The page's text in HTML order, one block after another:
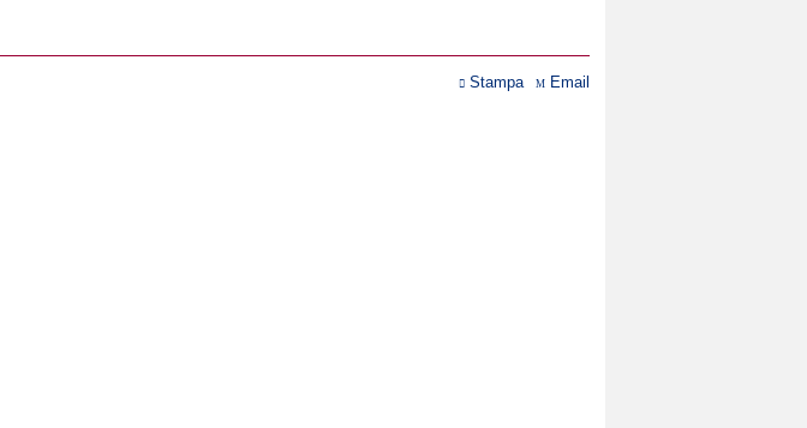
Stampa Email